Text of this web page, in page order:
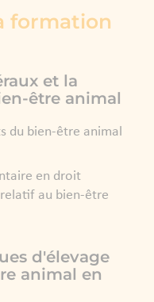
formation
et la
être animal
du bien-être animal
en droit
au bien-être
d'élevage
animal en